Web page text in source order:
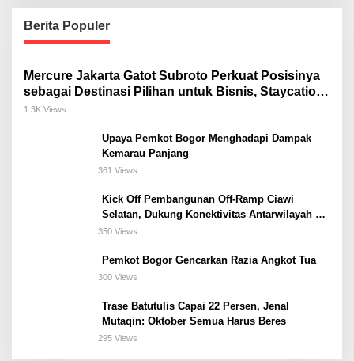
Berita Populer
Mercure Jakarta Gatot Subroto Perkuat Posisinya
sebagai Destinasi Pilihan untuk Bisnis, Staycation,
Meeting, dan Kuliner di Jakarta Selatan
1.3K Views
Upaya Pemkot Bogor Menghadapi Dampak
Kemarau Panjang
361 Views
Kick Off Pembangunan Off-Ramp Ciawi
Selatan, Dukung Konektivitas Antarwilayah di
Bogor Selatan
350 Views
Pemkot Bogor Gencarkan Razia Angkot Tua
300 Views
Trase Batutulis Capai 22 Persen, Jenal
Mutaqin: Oktober Semua Harus Beres
295 Views